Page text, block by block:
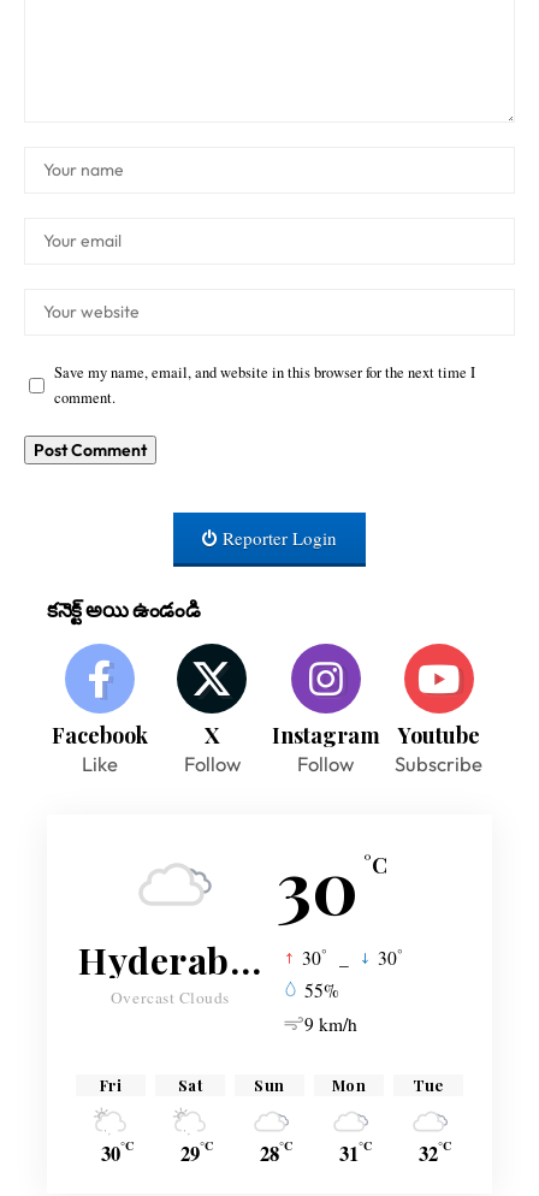
Save my name, email, and website in this browser for the next time I
comment.
Reporter Login
కనెక్ట్ అయి ఉండండి
Facebook
Like
X
Follow
Instagram
Follow
Youtube
Subscribe
30 °C
Hyderabad
Overcast Clouds
30° 30°
55%
9 km/h
Fri
30°C
Sat
29°C
Sun
28°C
Mon
31°C
Tue
32°C